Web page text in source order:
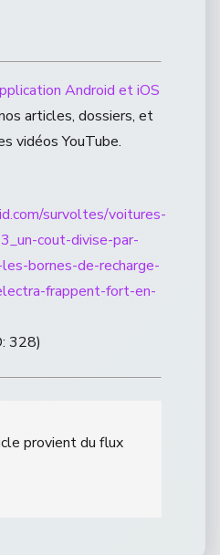
Android et iOS
articles, dossiers, et
vidéos YouTube.
survoltes/voitures-
cout-divise-par-
bornes-de-recharge-
frappent-fort-en-
328)
provient du flux